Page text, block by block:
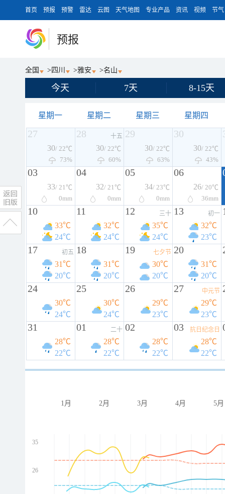
首页 预报 预警 雷达 云图 天气地图 专业产品 资讯 视频 节气
预报
全国 > 四川 >雅安 >名山
今天 7天 8-15天
星期一 星期二 星期三 星期四
27
30/ 22℃
73%
28 十五
30/ 22℃
60%
29
30/ 22℃
63%
30
30/ 22℃
43%
03
33/ 21℃
0mm
04
32/ 21℃
0mm
05
34/ 23℃
0mm
06
26/ 20℃
36mm
10
33℃
24℃
11
32℃
24℃
12 三十
35℃
24℃
13 初一
32℃
23℃
17 初五
31℃
20℃
18
31℃
20℃
19 七夕节
30℃
20℃
20
31℃
20℃
24
30℃
24℃
25
30℃
24℃
26
29℃
23℃
27 中元节
29℃
23℃
31
28℃
22℃
01 二十
28℃
22℃
02
28℃
22℃
03 抗日纪念日
28℃
22℃
1月 2月 3月 4月 5月
35
26